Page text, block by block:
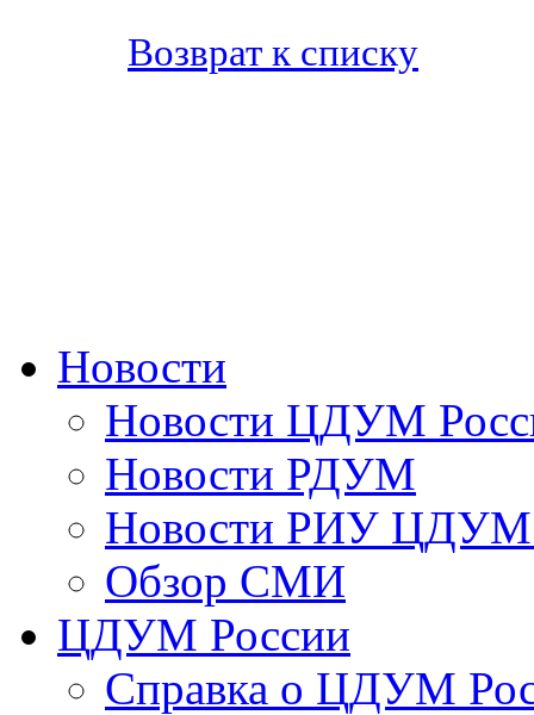
Возврат к списку
Новости
Новости ЦДУМ
Новости РДУМ
Новости РИУ ЦДУМ
Обзор СМИ
ЦДУМ России
Справка о ЦДУМ